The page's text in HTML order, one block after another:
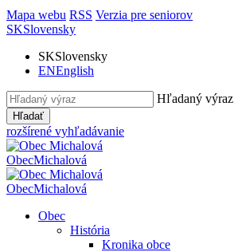
Mapa webu RSS Verzia pre seniorov
SKSlovensky
SKSlovensky
ENEnglish
Hľadaný výraz
Hľadať
rozšírené vyhľadávanie
ObecMichalová
ObecMichalová
Obec
História
Kronika obce